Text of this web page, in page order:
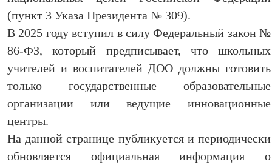
(пункт 3 Указа Президента № 309).
В 2025 году вступил в силу Федеральный закон №
86-ФЗ, который предписывает, что школьных
учителей и воспитателей ДОО должны готовить
только государственные образовательные
организации или ведущие инновационные
центры.
На данной странице публикуется и периодически
обновляется официальная информация о